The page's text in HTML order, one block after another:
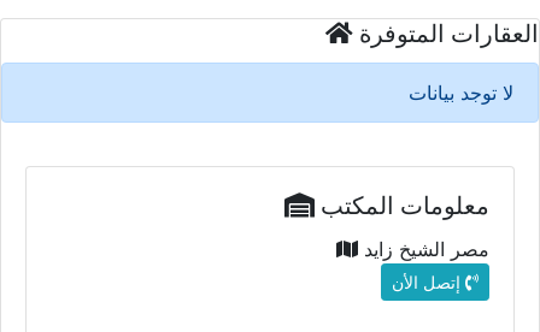
العقارات المتوفرة
لا توجد بيانات
معلومات المكتب
مصر الشيخ زايد